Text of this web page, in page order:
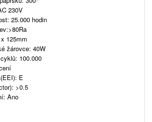
230V
25.000 hodin
125mm
žárovce: 40W
100.000
E
>0.5
Ano